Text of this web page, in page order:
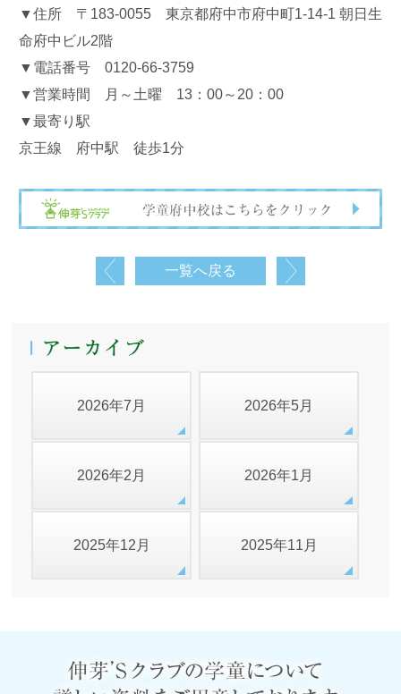
▼住所 〒183-0055 東京都府中市府中町1-14-1 朝日生
命府中ビル2階
▼電話番号 0120-66-3759
▼営業時間 月～土曜 13：00～20：00
▼最寄り駅
京王線 府中駅 徒歩1分
一覧へ戻る
2026年7月 2026年5月
2026年2月 2026年1月
2025年12月 2025年11月